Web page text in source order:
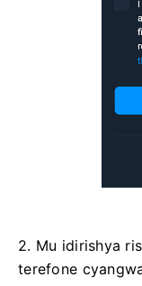
2. Mu idirishya
terefone